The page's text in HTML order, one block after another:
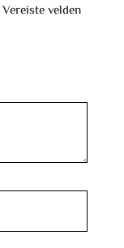
Vereiste velden